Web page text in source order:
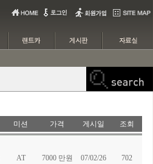
미션 가격 게시일 조회
AT 7000 만원 07/02/26 702